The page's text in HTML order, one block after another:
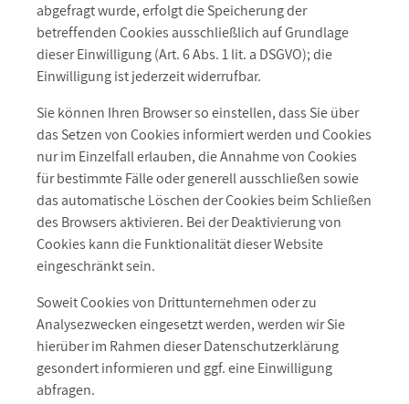
abgefragt wurde, erfolgt die Speicherung der
betreffenden Cookies ausschließlich auf Grundlage
dieser Einwilligung (Art. 6 Abs. 1 lit. a DSGVO); die
Einwilligung ist jederzeit widerrufbar.
Sie können Ihren Browser so einstellen, dass Sie über
das Setzen von Cookies informiert werden und Cookies
nur im Einzelfall erlauben, die Annahme von Cookies
für bestimmte Fälle oder generell ausschließen sowie
das automatische Löschen der Cookies beim Schließen
des Browsers aktivieren. Bei der Deaktivierung von
Cookies kann die Funktionalität dieser Website
eingeschränkt sein.
Soweit Cookies von Drittunternehmen oder zu
Analysezwecken eingesetzt werden, werden wir Sie
hierüber im Rahmen dieser Datenschutzerklärung
gesondert informieren und ggf. eine Einwilligung
abfragen.